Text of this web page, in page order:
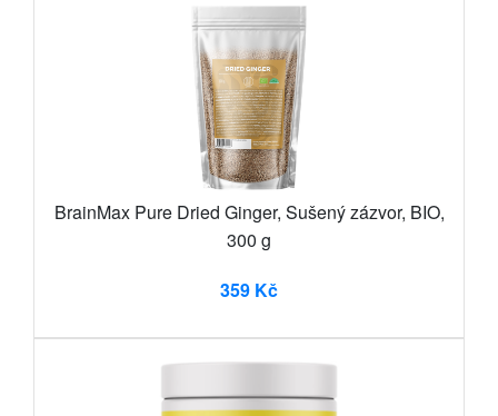
BrainMax Pure Dried Ginger, Sušený zázvor, BIO,
300 g
359 Kč